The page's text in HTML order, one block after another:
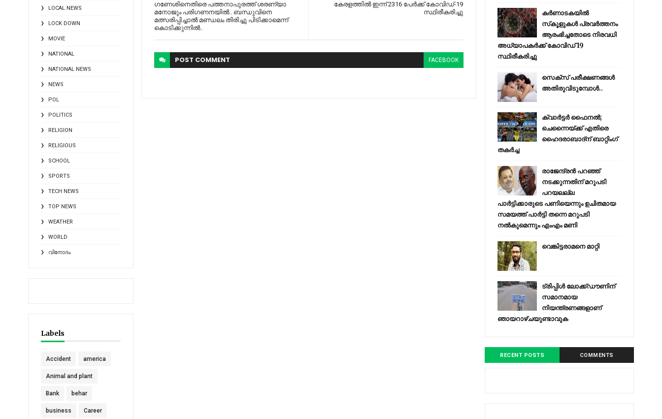
LOCAL NEWS
LOCK DOWN
MOVIE
NATIONAL
NATIONAL NEWS
NEWS
POL
POLITICS
RELIGION
RELIGIOUS
SCHOOL
SPORTS
TECH NEWS
TOP NEWS
WEATHER
WORLD
വിനോദം
Labels
Accident america
Animal and plant
Bank behar
business Career
കേരളത്തില്‍ ഇന്ന് 2316 പേര്‍ക്ക് കോവിഡ്-19
സ്ഥിരീകരിച്ചു
ഗണേശിനെതിരെ പത്തനാപുരത്ത് ശരണ്യാ
മനോജും പരിഗണനയിൽ.. ബന്ധുവിനെ
മത്സരിപ്പിച്ചാല്‍ മണ്ഡലം തിരിച്ചു പിടിക്കാമെന്ന്
കൊടിക്കുന്നിൽ..
POST COMMENT FACEBOOK
കര്‍ണാടകയില്‍
സ്‌കൂളുകള്‍ പ്രവര്‍ത്തനം
ആരംഭിച്ചതോടെ നിരവധി
അധ്യാപകര്‍ക്ക് കോവിഡ് 19
സ്ഥിരീകരിച്ചു
സെക്സ് പരീക്ഷണങ്ങൾ
അതിരുവിടുമ്പോൾ..
ക്വാർട്ടർ ഫൈനൽ;
ചെന്നൈയ്ക്ക് എതിരെ
ഹൈദരാബാദ്ന് ബാറ്റിംഗ്
തകർച്ച
രാജേന്ദ്രന്‍ പറഞ്ഞ്
നടക്കുന്നതിന് മറുപടി
പറയലല്ല
പാര്‍ട്ടിക്കാരുടെ പണിയെന്നും ഉചിതമായ
സമയത്ത് പാര്‍ട്ടി തന്നെ മറുപടി
നല്‍കുമെന്നും എംഎം മണി
വെങ്കിട്ടരാമനെ മാറ്റി
ട്രിപ്പിള്‍ ലോക്ക്ഡൗണിന്
സമാനമായ
നിയന്ത്രണങ്ങളാണ്
ഞായറാഴ്ചയുണ്ടാവുക
RECENT POSTS COMMENTS